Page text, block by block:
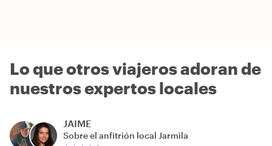
Lo que otros viajeros adoran de
nuestros expertos locales
JAIME
Sobre el anfitrión local Jarmila